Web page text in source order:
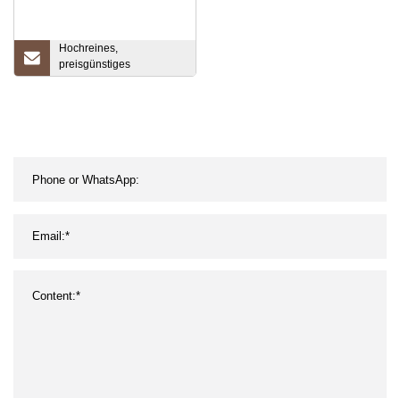
Hochreines,
preisgünstiges
Cetylpyridiniumchlorid